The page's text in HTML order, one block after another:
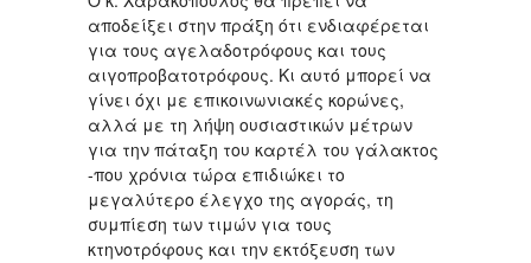
αποδείξει στην πράξη ότι ενδιαφέρεται
για τους αγελαδοτρόφους και τους
αιγοπροβατοτρόφους. Κι αυτό μπορεί να
γίνει όχι με επικοινωνιακές κορώνες,
αλλά με τη λήψη ουσιαστικών μέτρων
για την πάταξη του καρτέλ του γάλακτος
-που χρόνια τώρα επιδιώκει το
μεγαλύτερο έλεγχο της αγοράς, τη
συμπίεση των τιμών για τους
κτηνοτρόφους και την εκτόξευση των